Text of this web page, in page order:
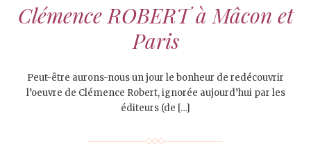
Clémence ROBERT à Mâcon et
Paris
Peut-être aurons-nous un jour le bonheur de redécouvrir
l’oeuvre de Clémence Robert, ignorée aujourd’hui par les
éditeurs (de […]